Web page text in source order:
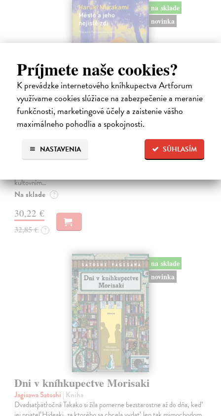
Príjmete naše cookies?
K prevádzke internetového kníhkupectva Artforum
využívame cookies slúžiace na zabezpečenie a meranie
funkčnosti, marketingové účely a zaistenie vášho
maximálneho pohodlia a spokojnosti.
SÚHLASÍM
NASTAVENIA
na sklade
novinka
Město a jeho nejisté zdi
Ty jsi to byla, kdo mi vyprávěl o tom městě. Město a jeho nejisté zdi –
dlouho očekávaný román Harukiho Murakamiho volně navazuje na
kultovním…
Na sklade ?
30,22 €
32,85 € ?
na sklade
novinka
Dni v kníhkupectve Morisaki
Jagisawa Satoshi | Kniha
Dvadsaťpäťročná Takako si žila pomerne bezstarostne až do dňa, keď